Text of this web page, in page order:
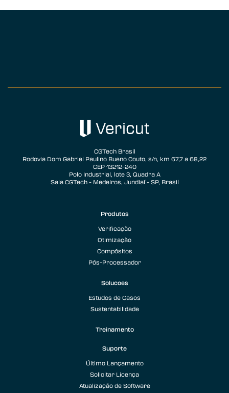
CGTech Brasil
Rodovia Dom Gabriel Paulino Bueno Couto, s/n, km 67,7 a 68,22
CEP 13212-240
Polo Industrial, lote 3, Quadra A
Sala CGTech - Medeiros, Jundiaí - SP, Brasil
Produtos
Verificação
Otimização
Compósitos
Pós-Processador
Solucoes
Estudos de Casos
Sustentabilidade
Treinamento
Suporte
Último Lançamento
Solicitar Licença
Atualização de Software